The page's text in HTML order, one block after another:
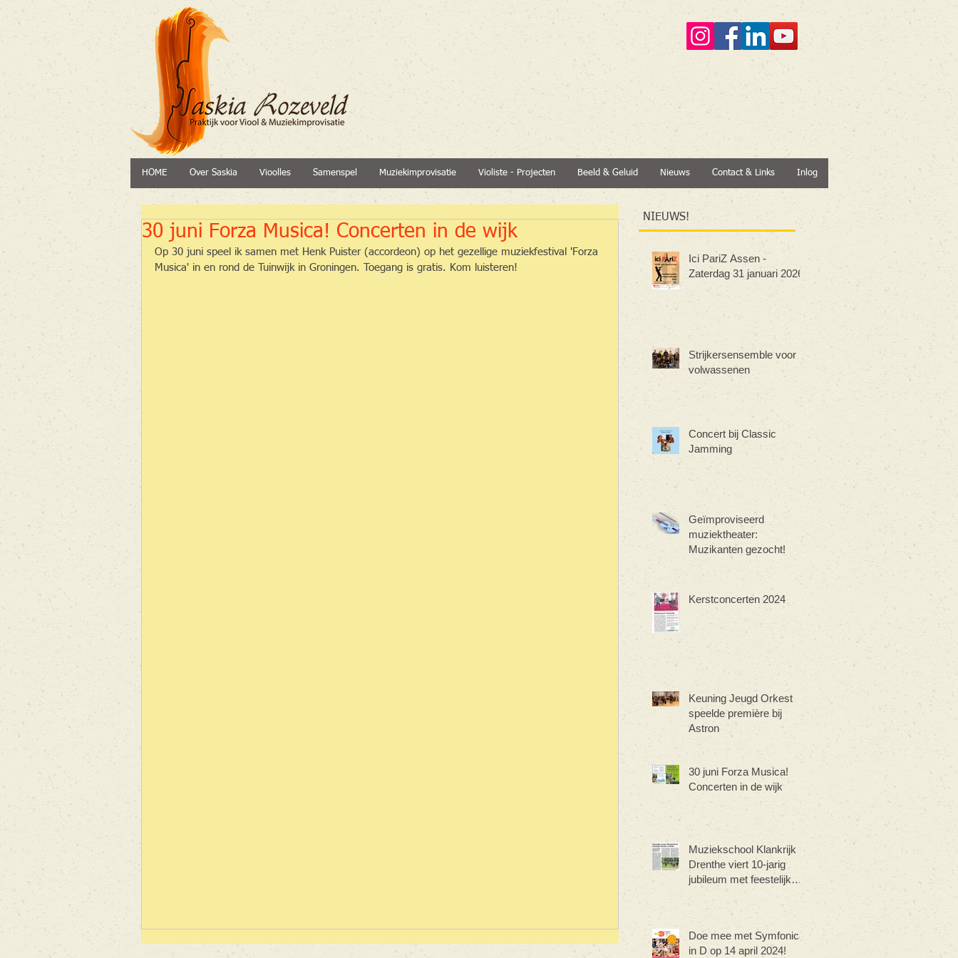
HOME Over Saskia Vioolles Samenspel Muziekimprovisatie Violiste - Projecten Beeld & Geluid Nieuws Contact & Links Inlog
30 juni Forza Musica! Concerten in de wijk
Op 30 juni speel ik samen met Henk Puister (accordeon) op het gezellige muziekfestival 'Forza
Musica' in en rond de Tuinwijk in Groningen. Toegang is gratis. Kom luisteren!
NIEUWS!
Ici PariZ Assen -
Zaterdag 31 januari 2026
Strijkersensemble voor
volwassenen
Concert bij Classic
Jamming
Geïmproviseerd
muziektheater:
Muzikanten gezocht!
Kerstconcerten 2024
Keuning Jeugd Orkest
speelde première bij
Astron
30 juni Forza Musica!
Concerten in de wijk
Muziekschool Klankrijk
Drenthe viert 10-jarig
jubileum met feestelijk
Doe mee met Symfonica
in D op 14 april 2024!